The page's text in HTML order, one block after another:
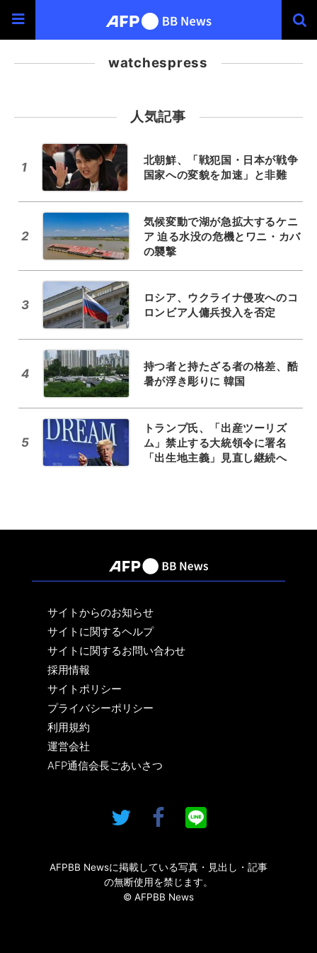
watchespress
人気記事
1
北朝鮮、「戦犯国・日本が戦争
国家への変貌を加速」と非難
2
気候変動で湖が急拡大するケニ
ア 迫る水没の危機とワニ・カバ
の襲撃
3
ロシア、ウクライナ侵攻へのコ
ロンビア人傭兵投入を否定
4
持つ者と持たざる者の格差、酷
暑が浮き彫りに 韓国
5
トランプ氏、「出産ツーリズ
ム」禁止する大統領令に署名
「出生地主義」見直し継続へ
サイトからのお知らせ
サイトに関するヘルプ
サイトに関するお問い合わせ
採用情報
サイトポリシー
プライバシーポリシー
利用規約
運営会社
AFP通信会長ごあいさつ
AFPBB Newsに掲載している写真・見出し・記事
の無断使用を禁じます。
© AFPBB News